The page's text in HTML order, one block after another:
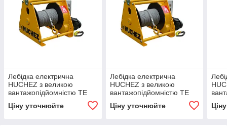
Лебідка електрична
HUCHEZ з великою
вантажопідйомністю TE
900 кг/11м /хв, регулятор
швидкості
Ціну уточнюйте
Лебідка електрична
HUCHEZ з великою
вантажопідйомністю TE
900 кг/22м /хв, 1 швидкість
Ціну уточнюйте